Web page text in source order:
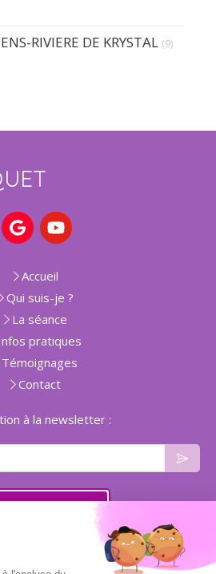
RIVIERE DE KRYSTAL (9)
Accueil
Qui suis-je ?
La séance
pratiques
Témoignages
Contact
à la newsletter :
rendez-vous
Plan du site